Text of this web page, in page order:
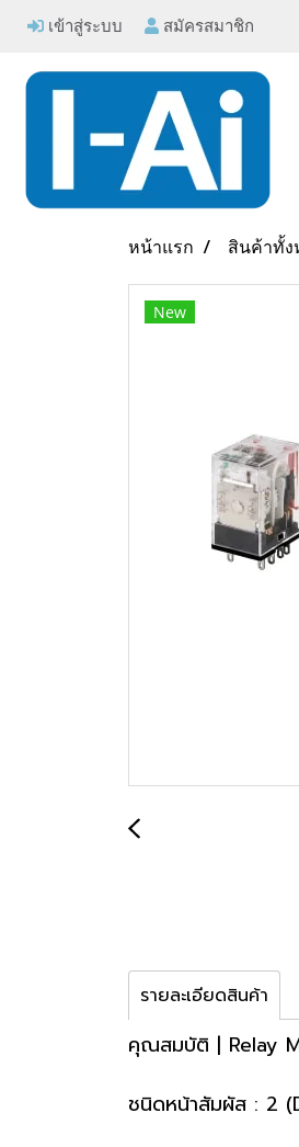
เข้าสู่ระบบ สมัครสมาชิก
หน้าแรก สินค้าทั้ง
New
รายละเอียดสินค้า
คุณสมบัติ | Relay
ชนิดหน้าสัมผัส : 2